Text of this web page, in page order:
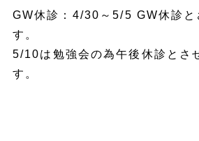
GW休診：4/30～5/5 GW休診と
す。
5/10は勉強会の為午後休診とさ
す。